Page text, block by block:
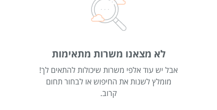
לא מצאנו משרות מתאימות
אבל יש עוד אלפי משרות שיכולות להתאים לך!
מומלץ לשנות את החיפוש או לבחור תחום
קרוב.